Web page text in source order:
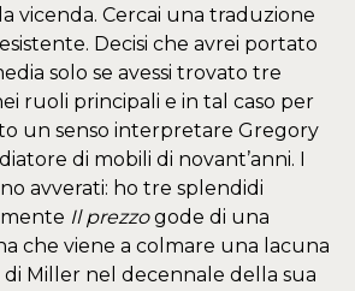
vicenda. Cercai una traduzione
Decisi che avrei portato
solo se avessi trovato tre
ruoli principali e in tal caso per
un senso interpretare Gregory
di mobili di novant’anni. I
avverati: ho tre splendidi
Il prezzogode di una
che viene a colmare una lacuna
di Miller nel decennale della sua